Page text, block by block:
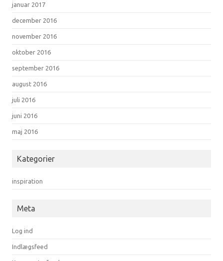
januar 2017
december 2016
november 2016
oktober 2016
september 2016
august 2016
juli 2016
juni 2016
maj 2016
Kategorier
inspiration
Meta
Log ind
Indlægsfeed